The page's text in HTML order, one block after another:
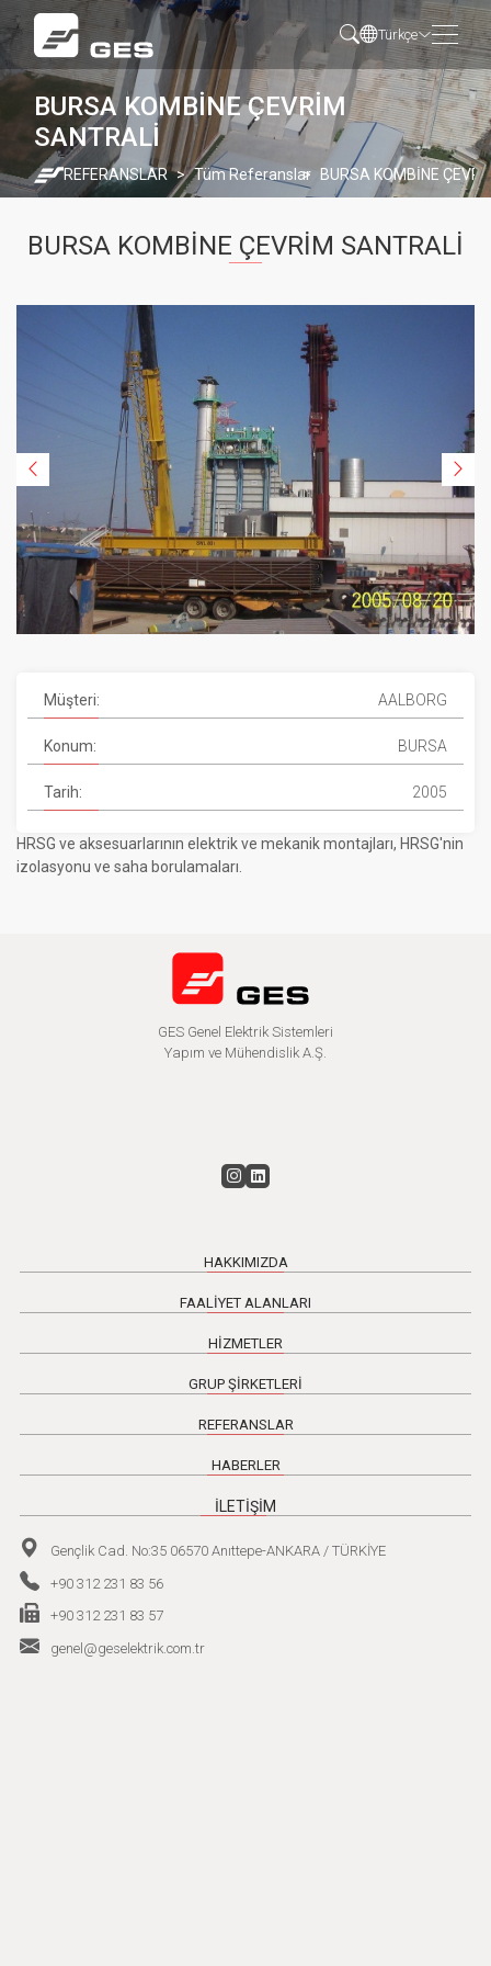
Türkçe
BURSA KOMBİNE ÇEVRİM
SANTRALİ
REFERANSLAR Tüm Referanslar BURSA KOMBİNE
BURSA KOMBİNE ÇEVRİM SANTRALİ
HRSG ve aksesuarlarının elektrik ve mekanik montajları, HRSG'nin
izolasyonu ve saha borulamaları.
Müşteri: AALBORG
Konum: BURSA
Tarih: 2005
GES Genel Elektrik Sistemleri
Yapım ve Mühendislik A.Ş.
HAKKIMIZDA
FAALİYET ALANLARI
HİZMETLER
GRUP ŞİRKETLERİ
REFERANSLAR
HABERLER
İLETİŞİM
Gençlik Cad. No:35 06570 Anıttepe-ANKARA / TÜRKİYE
+90 312 231 83 56
+90 312 231 83 57
genel@geselektrik.com.tr